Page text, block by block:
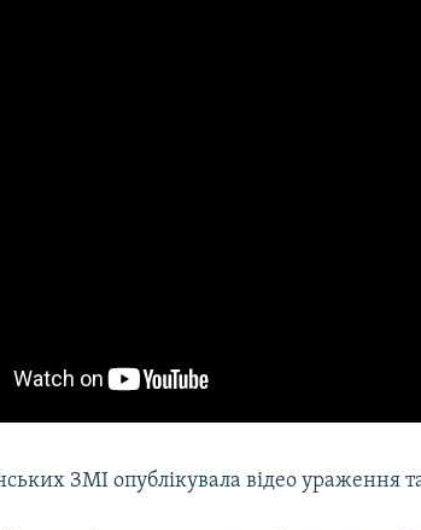
ЗМІ опублікувала відео ураження